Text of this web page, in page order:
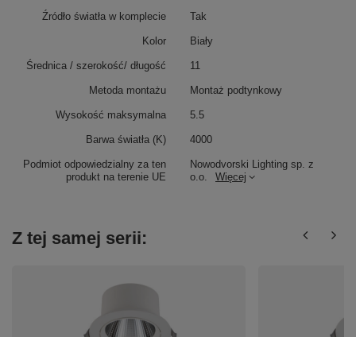
Podmiot odpowiedzialny za ten
produkt na terenie UE
Nowodvorski Lighting sp. z
o.o.
Więcej
Źródło światła w komplecie Tak
Kolor Biały
Średnica / szerokość/ długość 11
Metoda montażu Montaż podtynkowy
Wysokość maksymalna 5.5
Barwa światła (K) 4000
Z tej samej serii: